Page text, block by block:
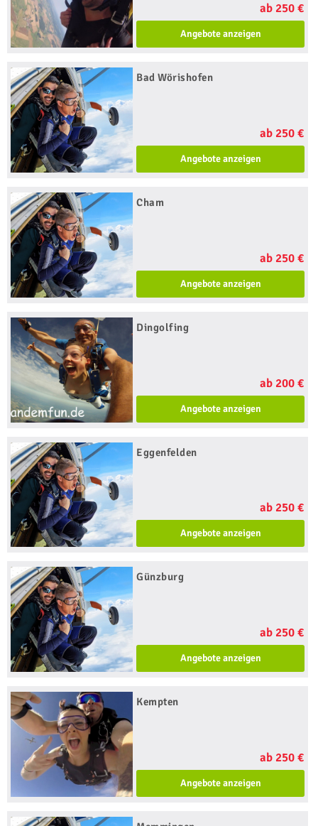
ab 250 €
Angebote anzeigen
Bad Wörishofen
ab 250 €
Angebote anzeigen
Cham
ab 250 €
Angebote anzeigen
Dingolfing
ab 200 €
Angebote anzeigen
Eggenfelden
ab 250 €
Angebote anzeigen
Günzburg
ab 250 €
Angebote anzeigen
Kempten
ab 250 €
Angebote anzeigen